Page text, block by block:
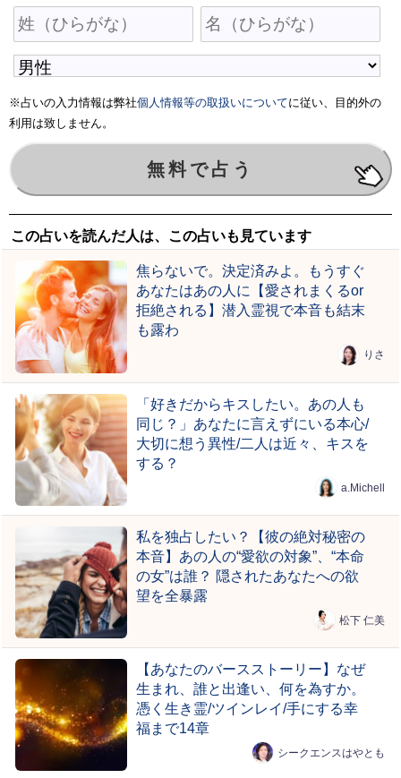
※占いの入力情報は弊社個人情報等の取扱いについてに従い、目的外の
利用は致しません。
この占いを読んだ人は、この占いも見ています
焦らないで。決定済みよ。もうすぐ
あなたはあの人に【愛されまくるor
拒絶される】潜入霊視で本音も結末
も露わ
りさ
「好きだからキスしたい。あの人も
同じ？」あなたに言えずにいる本心/
大切に想う異性/二人は近々、キスを
する？
a.Michell
私を独占したい？【彼の絶対秘密の
本音】あの人の“愛欲の対象”、“本命
の女”は誰？ 隠されたあなたへの欲
望を全暴露
松下 仁美
【あなたのバースストーリー】なぜ
生まれ、誰と出逢い、何を為すか。
憑く生き霊/ツインレイ/手にする幸
福まで14章
シークエンスはやとも